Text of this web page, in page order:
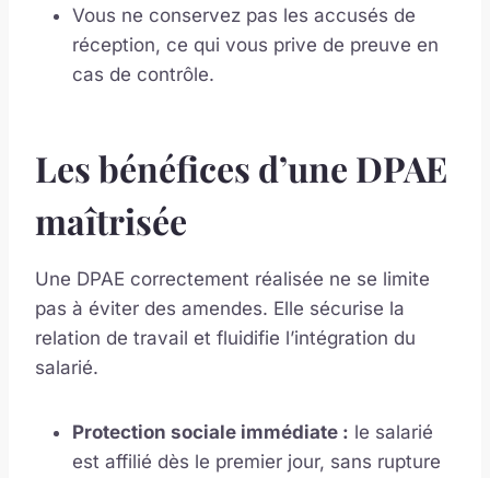
Vous ne conservez pas les accusés de
réception, ce qui vous prive de preuve en
cas de contrôle.
Les bénéfices d’une DPAE
maîtrisée
Une DPAE correctement réalisée ne se limite
pas à éviter des amendes. Elle sécurise la
relation de travail et fluidifie l’intégration du
salarié.
Protection sociale immédiate : le salarié
est affilié dès le premier jour, sans rupture